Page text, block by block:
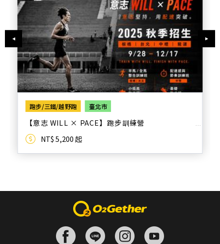
跑步/三鐵/越野跑 臺北市
【意志 WILL × PACE】跑步訓練營
NT$ 5,200 起